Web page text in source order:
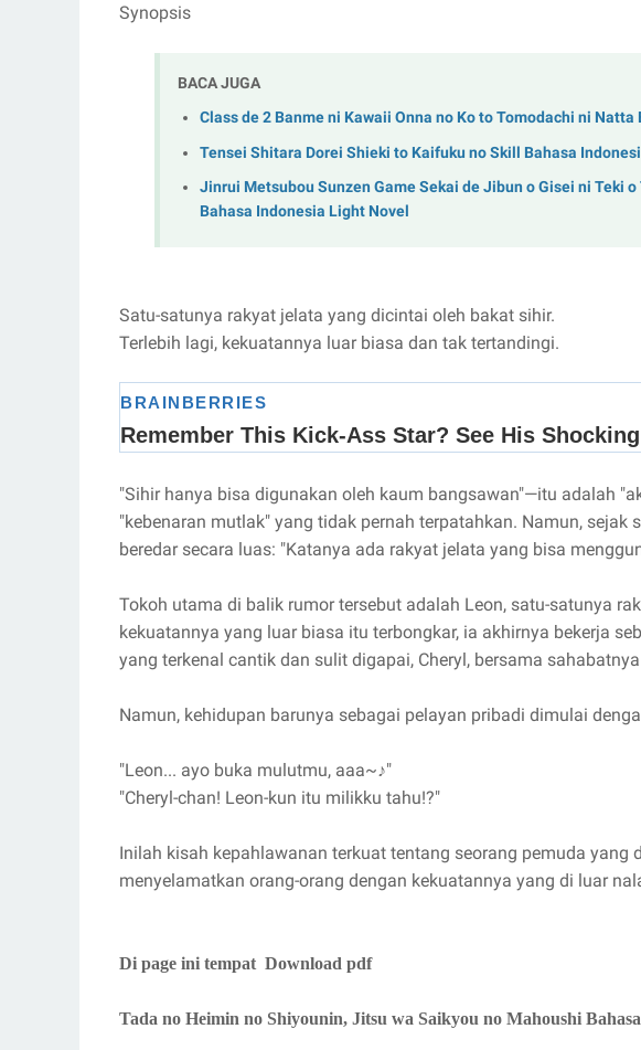
Synopsis
BACA JUGA
Class de 2 Banme ni Kawaii Onna no Ko to Tomodachi ni
Tensei Shitara Dorei Shieki to Kaifuku no Skill Bahasa
Jinrui Metsubou Sunzen Game Sekai de Jibun o Gisei ni Teki
Bahasa Indonesia Light Novel
Satu-satunya rakyat jelata yang dicintai oleh bakat sihir.
Terlebih lagi, kekuatannya luar biasa dan tak tertandingi.
"Sihir hanya bisa digunakan oleh kaum bangsawan"—itu adalah
"kebenaran mutlak" yang tidak pernah terpatahkan. Namun, sejak
beredar secara luas: "Katanya ada rakyat jelata yang bisa
Tokoh utama di balik rumor tersebut adalah Leon, satu-satunya
kekuatannya yang luar biasa itu terbongkar, ia akhirnya bekerja
yang terkenal cantik dan sulit digapai, Cheryl, bersama
Namun, kehidupan barunya sebagai pelayan pribadi dimulai
"Leon... ayo buka mulutmu, aaa~♪"
"Cheryl-chan! Leon-kun itu milikku tahu!?"
Inilah kisah kepahlawanan terkuat tentang seorang pemuda yang
menyelamatkan orang-orang dengan kekuatannya yang di luar
Di page ini tempat Download pdf
Tada no Heimin no Shiyounin, Jitsu wa Saikyou no Mahoushi